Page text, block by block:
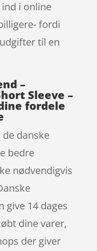
i online
fordi
til en
–
Sleeve –
fordele
danske
bedre
nødvendigvis
give 14 dages
dine varer,
der giver